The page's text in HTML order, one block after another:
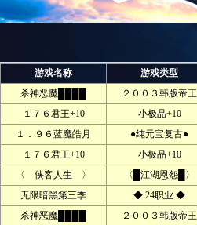
游戏名称 游戏类型
杀神恶魔████
２００３韩版帝王
１７６君王+10
小极品+10
１．９６蓝魔皓月
●纯元宝复古●
１７６君王+10
小极品+10
〈 侠客人生 〉
〈█江湖恩怨█〉
无限暗黑第三季
◆ 24职业 ◆
杀神恶魔████
２００３韩版帝王